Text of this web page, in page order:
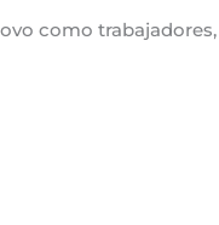
como trabajadores,